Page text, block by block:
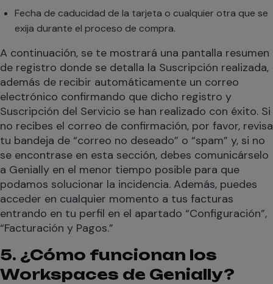
Fecha de caducidad de la tarjeta o cualquier otra que se
exija durante el proceso de compra.
A continuación, se te mostrará una pantalla resumen
de registro donde se detalla la Suscripción realizada,
además de recibir automáticamente un correo
electrónico confirmando que dicho registro y
Suscripción del Servicio se han realizado con éxito. Si
no recibes el correo de confirmación, por favor, revisa
tu bandeja de “correo no deseado” o “spam” y, si no
se encontrase en esta sección, debes comunicárselo
a Genially en el menor tiempo posible para que
podamos solucionar la incidencia. Además, puedes
acceder en cualquier momento a tus facturas
entrando en tu perfil en el apartado “Configuración”,
“Facturación y Pagos.”
5. ¿Cómo funcionan los
Workspaces de Genially?